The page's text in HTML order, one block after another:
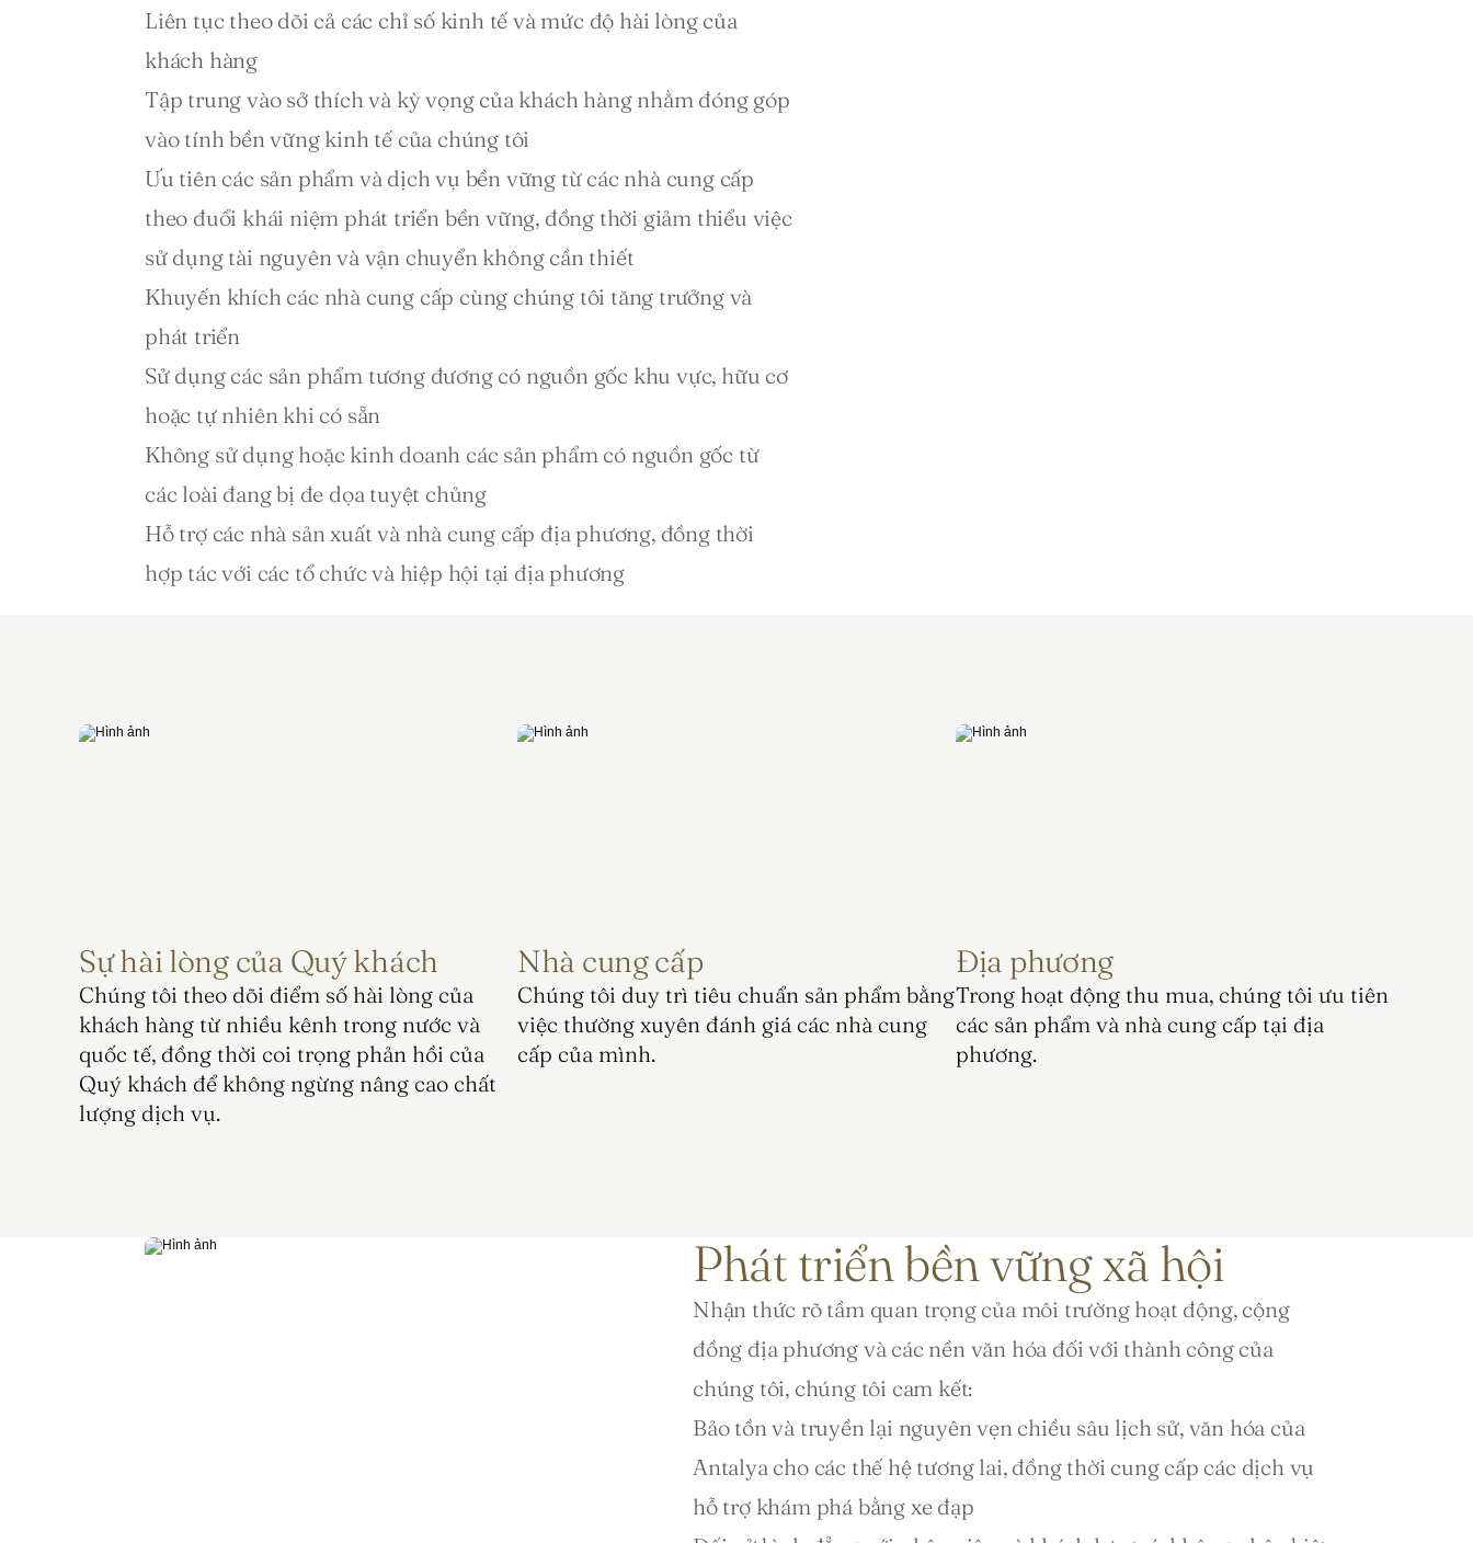
Liên tục theo dõi cả các chỉ số kinh tế và mức độ hài lòng của
khách hàng
Tập trung vào sở thích và kỳ vọng của khách hàng nhằm đóng góp
vào tính bền vững kinh tế của chúng tôi
Ưu tiên các sản phẩm và dịch vụ bền vững từ các nhà cung cấp
theo đuổi khái niệm phát triển bền vững, đồng thời giảm thiểu việc
sử dụng tài nguyên và vận chuyển không cần thiết
Khuyến khích các nhà cung cấp cùng chúng tôi tăng trưởng và
phát triển
Sử dụng các sản phẩm tương đương có nguồn gốc khu vực, hữu cơ
hoặc tự nhiên khi có sẵn
Không sử dụng hoặc kinh doanh các sản phẩm có nguồn gốc từ
các loài đang bị đe dọa tuyệt chủng
Hỗ trợ các nhà sản xuất và nhà cung cấp địa phương, đồng thời
hợp tác với các tổ chức và hiệp hội tại địa phương
Sự hài lòng của Quý khách
Chúng tôi theo dõi điểm số hài lòng của
khách hàng từ nhiều kênh trong nước và
quốc tế, đồng thời coi trọng phản hồi của
Quý khách để không ngừng nâng cao chất
lượng dịch vụ.
Nhà cung cấp
Chúng tôi duy trì tiêu chuẩn sản phẩm bằng
việc thường xuyên đánh giá các nhà cung
cấp của mình.
Địa phương
Trong hoạt động thu mua, chúng tôi ưu tiên
các sản phẩm và nhà cung cấp tại địa
phương.
Phát triển bền vững xã hội
Nhận thức rõ tầm quan trọng của môi trường hoạt động, cộng
đồng địa phương và các nền văn hóa đối với thành công của
chúng tôi, chúng tôi cam kết:
Bảo tồn và truyền lại nguyên vẹn chiều sâu lịch sử, văn hóa của
Antalya cho các thế hệ tương lai, đồng thời cung cấp các dịch vụ
hỗ trợ khám phá bằng xe đạp